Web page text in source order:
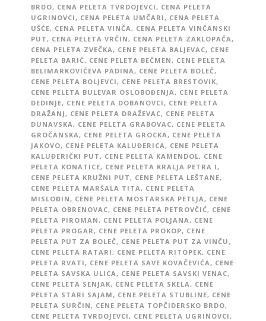
BRDO, CENA PELETA TVRDOJEVCI , CENA PELETA
UGRINOVCI , CENA PELETA UMČARI , CENA PELETA
UŠĆE, CENA PELETA VINČA , CENA PELETA VINČANSKI
PUT , CENA PELETA VRČIN , CENA PELETA ZAKLOPAČA ,
CENA PELETA ZVEČKA , CENE PELETA BALJEVAC, CENE
PELETA BARIČ, CENE PELETA BEČMEN , CENE PELETA
BELIMARKOVIĆEVA PADINA , CENE PELETA BOLEČ,
CENE PELETA BOLJEVCI , CENE PELETA BRESTOVIK,
CENE PELETA BULEVAR OSLOBOĐENJA , CENE PELETA
DEDINJE, CENE PELETA DOBANOVCI , CENE PELETA
DRAŽANJ , CENE PELETA DRAŽEVAC, CENE PELETA
DUNAVSKA , CENE PELETA GRABOVAC, CENE PELETA
GROČANSKA , CENE PELETA GROCKA , CENE PELETA
JAKOVO, CENE PELETA KALUĐERICA , CENE PELETA
KALUĐERIČKI PUT , CENE PELETA KAMENDOL, CENE
PELETA KONATICE, CENE PELETA KRALJA PETRA I ,
CENE PELETA KRUŽNI PUT , CENE PELETA LEŠTANE,
CENE PELETA MARŠALA TITA , CENE PELETA
MISLOĐIN , CENE PELETA MOSTARSKA PETLJA , CENE
PELETA OBRENOVAC, CENE PELETA PETROVČIĆ, CENE
PELETA PIROMAN , CENE PELETA POLJANA , CENE
PELETA PROGAR , CENE PELETA PROKOP, CENE
PELETA PUT ZA BOLEČ, CENE PELETA PUT ZA VINČU ,
CENE PELETA RATARI , CENE PELETA RITOPEK, CENE
PELETA RVATI , CENE PELETA SAVE KOVAČEVIĆA , CENE
PELETA SAVSKA ULICA , CENE PELETA SAVSKI VENAC,
CENE PELETA SENJAK, CENE PELETA SKELA , CENE
PELETA STARI SAJAM , CENE PELETA STUBLINE, CENE
PELETA SURČIN , CENE PELETA TOPČIDERSKO BRDO,
CENE PELETA TVRDOJEVCI , CENE PELETA UGRINOVCI ,